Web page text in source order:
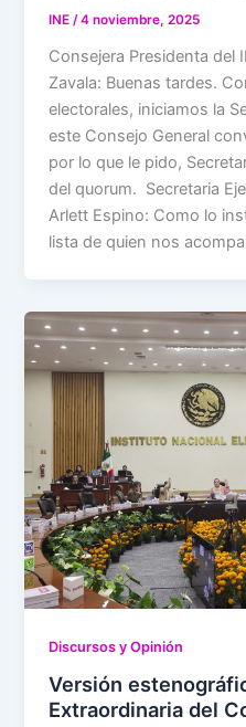
INE/4 noviembre, 2025
Consejera Presidenta del
Zavala: Buenas tardes.
electorales, iniciamos la
este Consejo General
por lo que le pido,
del quorum. Secretaria
Arlett Espino: Como lo
lista de quien nos
Discursos y Opinión
Versión
Extraordinaria del